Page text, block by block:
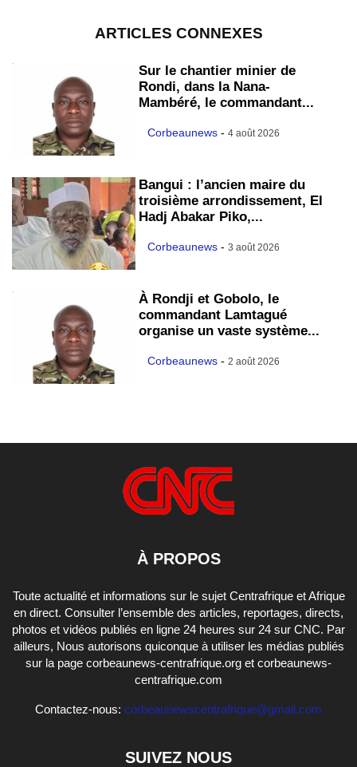
ARTICLES CONNEXES
Sur le chantier minier de
Rondi, dans la Nana-
Mambéré, le commandant...
Corbeaunews - 4 août 2026
Bangui : l’ancien maire du
troisième arrondissement, El
Hadj Abakar Piko,...
Corbeaunews - 3 août 2026
À Rondji et Gobolo, le
commandant Lamtagué
organise un vaste système...
Corbeaunews - 2 août 2026
À PROPOS
Toute actualité et informations sur le sujet Centrafrique et Afrique
en direct. Consulter l’ensemble des articles, reportages, directs,
photos et vidéos publiés en ligne 24 heures sur 24 sur CNC. Par
ailleurs, Nous autorisons quiconque à utiliser les médias publiés
sur la page corbeaunews-centrafrique.org et corbeaunews-
centrafrique.com
Contactez-nous: corbeaunewscentrafrique@gmail.com
SUIVEZ NOUS